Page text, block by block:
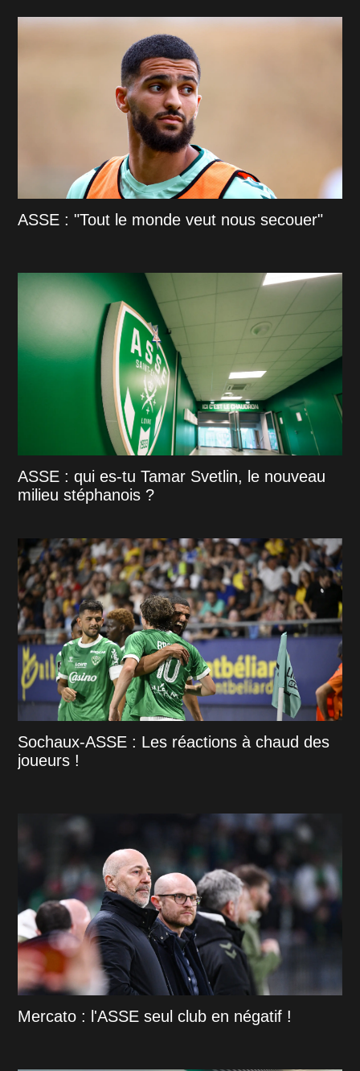
ASSE : "Tout le monde veut nous secouer"
ASSE : qui es-tu Tamar Svetlin, le nouveau
milieu stéphanois ?
Sochaux-ASSE : Les réactions à chaud des
joueurs !
Mercato : l'ASSE seul club en négatif !